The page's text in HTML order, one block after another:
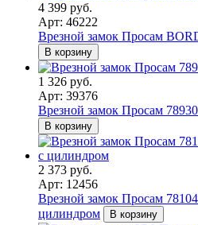
4 399 руб.
Арт: 46222
Врезной замок Просам
В корзину
1 326 руб.
Арт: 39376
Врезной замок Просам
В корзину
2 373 руб.
Арт: 12456
Врезной замок Просам
цилиндром
В корзину